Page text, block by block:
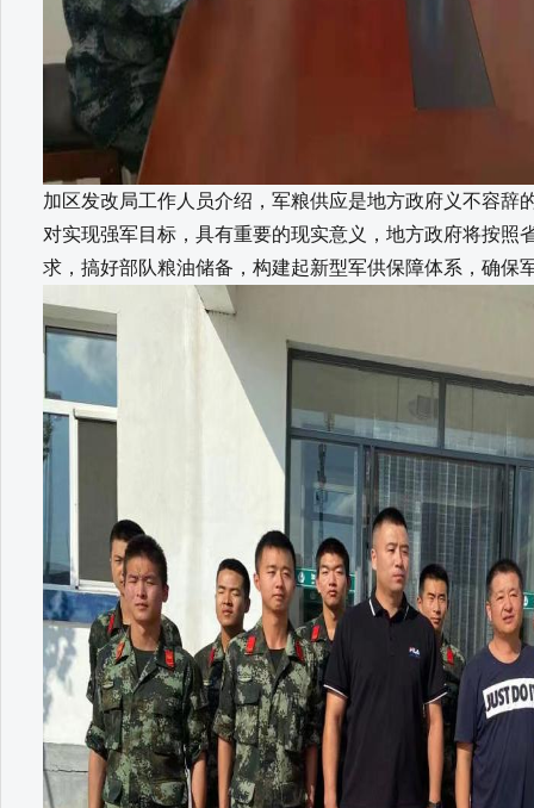
加区发改局工作人员介绍，军粮供应是地方政府义不容辞
对实现强军目标，具有重要的现实意义，地方政府将按照
求，搞好部队粮油储备，构建起新型军供保障体系，确保